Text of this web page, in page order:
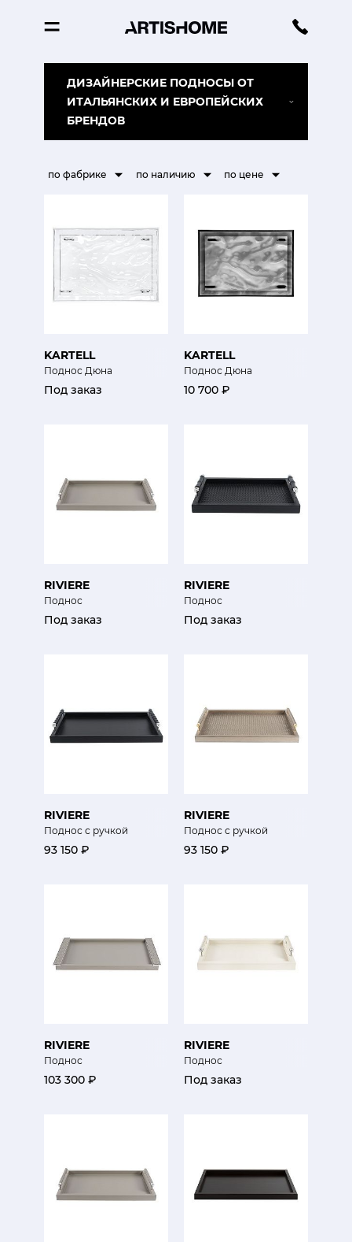
ДИЗАЙНЕРСКИЕ ПОДНОСЫ ОТ
ИТАЛЬЯНСКИХ И ЕВРОПЕЙСКИХ
БРЕНДОВ
по фабрике по наличию по цене
KARTELL
Поднос Дюна
Под заказ
KARTELL
Поднос Дюна
10 700 ₽
RIVIERE
Поднос
Под заказ
RIVIERE
Поднос
Под заказ
RIVIERE
Поднос с ручкой
93 150 ₽
RIVIERE
Поднос с ручкой
93 150 ₽
RIVIERE
Поднос
103 300 ₽
RIVIERE
Поднос
Под заказ